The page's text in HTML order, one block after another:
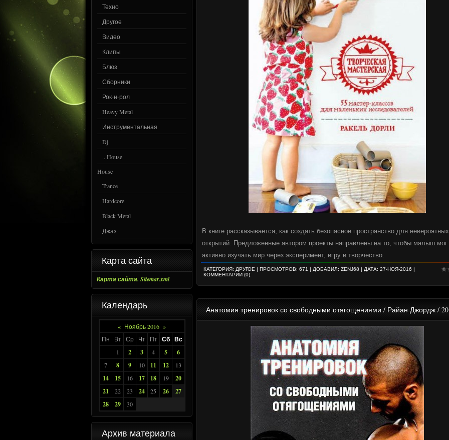
Техно
Другое
Видео
Клипы
Блюз
Сборники
Рок-н-рол
Heavy Metal
Инструментальная
Dj
...House
House
Trance
Hardcore
Black Metal
Джаз
Карта сайта
Карта сайта. Sitemar.xml
Календарь
« Ноябрь 2016 »
Пн
Вт Ср Чт Пт Сб Вс
1 2 3 4 5 6
7 8 9 10 11 12 13
14 15 16 17 18 19
20
21
22 23 24 25 26
27
28
29 30
Архив материала
В книге рассказывается, как создать безопасное пространство для невероятных
открытий. Предложенные автором проекты направлены на то, чтобы малыш мог
активно изучать мир через эксперимент, игру и творчество.
КАТЕГОРИЯ: ДРУГОЕ | ПРОСМОТРОВ: 671 | ДОБАВИЛ: ZENJ68 | ДАТА: 27-НОЯ-2016 |
КОММЕНТАРИИ (0)
Анатомия тренировок со свободными отягощениями / Райан Джордж /